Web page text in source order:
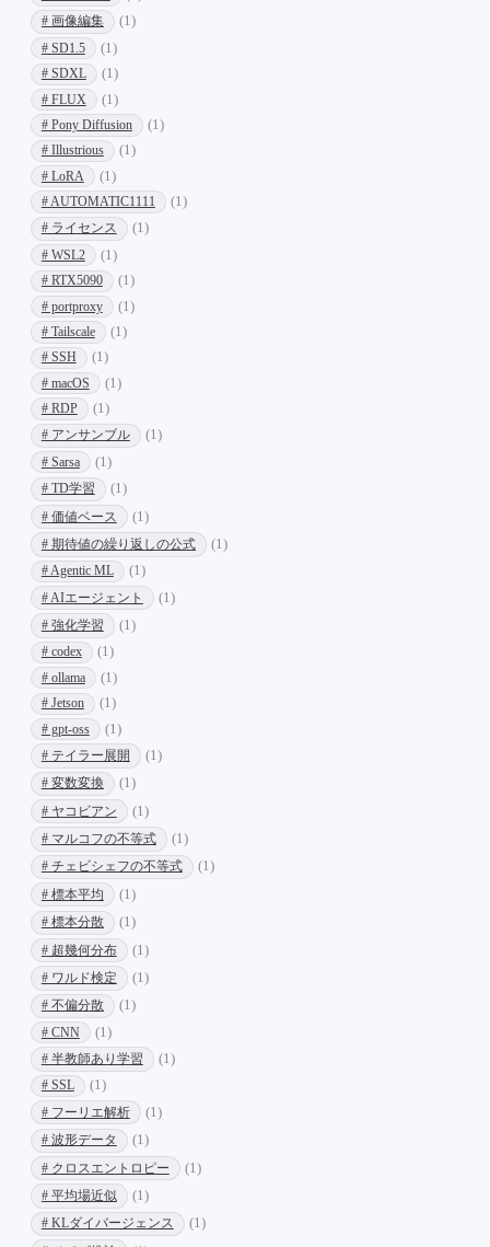
# 画像編集
(1)
# SD1.5
(1)
# SDXL
(1)
# FLUX
(1)
# Pony Diffusion
(1)
# Illustrious
(1)
# LoRA
(1)
# AUTOMATIC1111
(1)
# ライセンス
(1)
# WSL2
(1)
# RTX5090
(1)
# portproxy
(1)
# Tailscale
(1)
# SSH
(1)
# macOS
(1)
# RDP
(1)
# アンサンブル
(1)
# Sarsa
(1)
# TD学習
(1)
# 価値ベース
(1)
# 期待値の繰り返しの公式
(1)
# Agentic ML
(1)
# AIエージェント
(1)
# 強化学習
(1)
# codex
(1)
# ollama
(1)
# Jetson
(1)
# gpt-oss
(1)
# テイラー展開
(1)
# 変数変換
(1)
# ヤコビアン
(1)
# マルコフの不等式
(1)
# チェビシェフの不等式
(1)
# 標本平均
(1)
# 標本分散
(1)
# 超幾何分布
(1)
# ワルド検定
(1)
# 不偏分散
(1)
# CNN
(1)
# 半教師あり学習
(1)
# SSL
(1)
# フーリエ解析
(1)
# 波形データ
(1)
# クロスエントロピー
(1)
# 平均場近似
(1)
# KLダイバージェンス
(1)